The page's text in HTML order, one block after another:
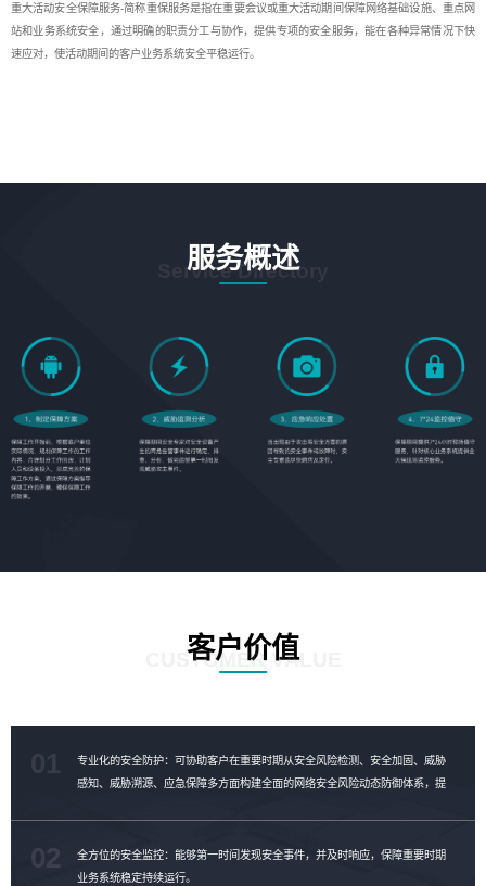
重大活动安全保障服务-简称重保服务是指在重要会议或重大活动期间保障网络基础设施、重点网
站和业务系统安全，通过明确的职责分工与协作，提供专项的安全服务，能在各种异常情况下快
速应对，使活动期间的客户业务系统安全平稳运行。
服务概述
Service Directory
客户价值
CUSTOMER VALUE
专业化的安全防护：可协助客户在重要时期从安全风险检测、安全加固、威胁
感知、威胁溯源、应急保障多方面构建全面的网络安全风险动态防御体系，提
全方位的安全监控：能够第一时间发现安全事件，并及时响应，保障重要时期
业务系统稳定持续运行。
02